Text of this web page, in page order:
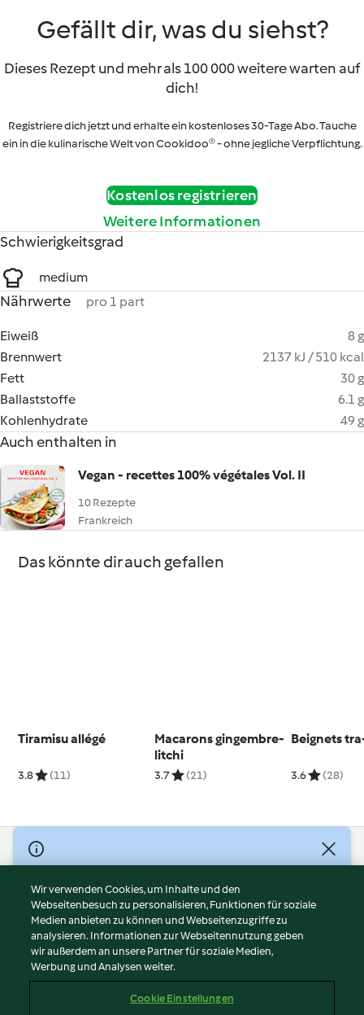
Gefällt dir, was du siehst?
Dieses Rezept und mehr als 100 000 weitere warten auf
dich!
Registriere dich jetzt und erhalte ein kostenloses 30-Tage Abo. Tauche
ein in die kulinarische Welt von Cookidoo® - ohne jegliche Verpflichtung.
Kostenlos registrieren
Weitere Informationen
Schwierigkeitsgrad
medium
Nährwerte pro 1 part
Eiweiß
8 g
Brennwert
2137 kJ / 510 kcal
Fett
30 g
Ballaststoffe
6.1 g
Kohlenhydrate
49 g
Auch enthalten in
Vegan - recettes 100% végétales Vol. II
10 Rezepte
Frankreich
Das könnte dir auch gefallen
Tiramisu allégé
3.8 (11)
Macarons gingembre-
litchi
3.7 (21)
Beignets
3.6 (28)
© Copyright 2026
Nutzungsbedingungen
Datenschutzrichtlinien
Disclaimer
Impressum
Cookies
Wir verwenden Cookies, um Inhalte und den
Webseitenbesuch zu personalisieren, Funktionen für soziale
Medien anbieten zu können und Webseitenzugriffe zu
analysieren. Informationen zur Webseitennutzung geben
wir außerdem an unsere Partner für soziale Medien,
Werbung und Analysen weiter.
Cookie Einstellungen